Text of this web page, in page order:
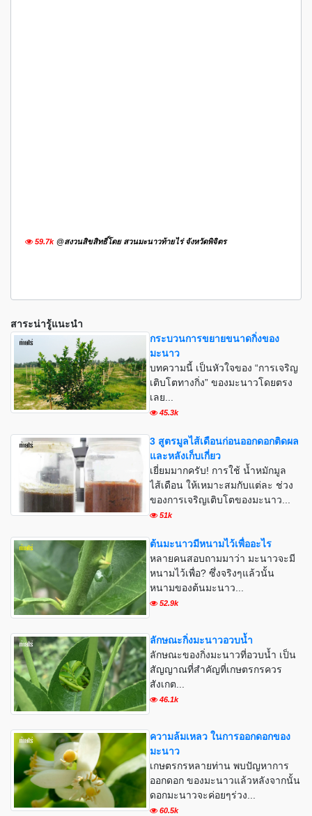
59.7k @สงวนสิขสิทธิ์โดย สวนมะนาวท้ายไร่ จังหวัดพิจิตร
สาระน่ารู้แนะนำ
กระบวนการขยายขนาดกิ่งของ
มะนาว
บทความนี้ เป็นหัวใจของ “การเจริญ
เติบโตทางกิ่ง” ของมะนาวโดยตรง
เลย...
45.3k
3 สูตรมูลไส้เดือนก่อนออกดอกติดผล
และหลังเก็บเกี่ยว
เยี่ยมมากครับ! การใช้ น้ำหมักมูล
ไส้เดือน ให้เหมาะสมกับแต่ละ ช่วง
ของการเจริญเติบโตของมะนาว...
51k
ต้นมะนาวมีหนามไว้เพื่ออะไร
หลายคนสอบถามมาว่า มะนาวจะมี
หนามไว้เพื่อ? ซึ่งจริงๆแล้วนั้น
หนามของต้นมะนาว...
52.9k
ลักษณะกิ่งมะนาวอวบน้ำ
ลักษณะของกิ่งมะนาวที่อวบน้ำ เป็น
สัญญาณที่สำคัญที่เกษตรกรควร
สังเกต...
46.1k
ความล้มเหลว ในการออกดอกของ
มะนาว
เกษตรกรหลายท่าน พบปัญหาการ
ออกดอก ของมะนาวแล้วหลังจากนั้น
ดอกมะนาวจะค่อยๆร่วง...
60.5k